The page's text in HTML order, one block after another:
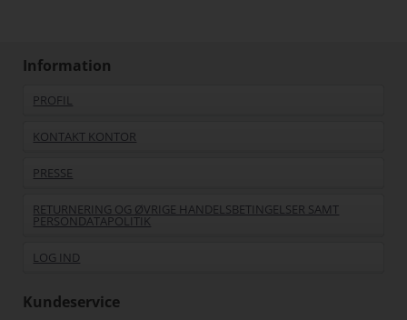
Information
PROFIL
KONTAKT KONTOR
PRESSE
RETURNERING OG ØVRIGE HANDELSBETINGELSER SAMT
PERSONDATAPOLITIK
LOG IND
Kundeservice